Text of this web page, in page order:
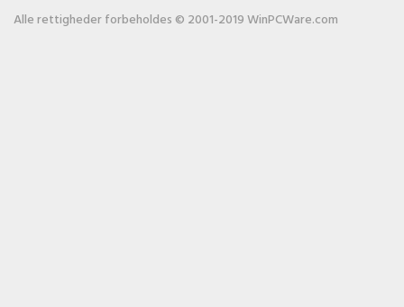
Alle rettigheder forbeholdes © 2001-2019 WinPCWare.com